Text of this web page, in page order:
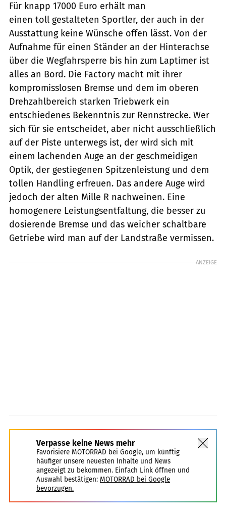
Für knapp 17000 Euro erhält man
einen toll gestalteten Sportler, der auch in der
Ausstattung keine Wünsche offen lässt. Von der
Aufnahme für einen Ständer an der Hinterachse
über die Wegfahrsperre bis hin zum Laptimer ist
alles an Bord. Die Factory macht mit ihrer
kompromisslosen Bremse und dem im oberen
Drehzahlbereich starken Triebwerk ein
entschiedenes Bekenntnis zur Rennstrecke. Wer
sich für sie entscheidet, aber nicht ausschließlich
auf der Piste unterwegs ist, der wird sich mit
einem lachenden Auge an der geschmeidigen
Optik, der gestiegenen Spitzenleistung und dem
tollen Handling erfreuen. Das andere Auge wird
jedoch der alten Mille R nachweinen. Eine
homogenere Leistungsentfaltung, die besser zu
dosierende Bremse und das weicher schaltbare
Getriebe wird man auf der Landstraße vermissen.
ANZEIGE
Verpasse keine News mehr
Favorisiere MOTORRAD bei Google, um künftig
häufiger unsere neuesten Inhalte und News
angezeigt zu bekommen. Einfach Link öffnen und
Auswahl bestätigen: MOTORRAD bei Google
bevorzugen.